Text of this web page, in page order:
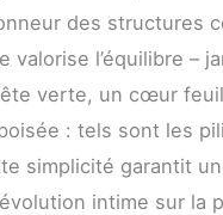
des structures
valorise l’équilibre –
verte, un cœur
: tels sont les
simplicité garantit
intime sur la